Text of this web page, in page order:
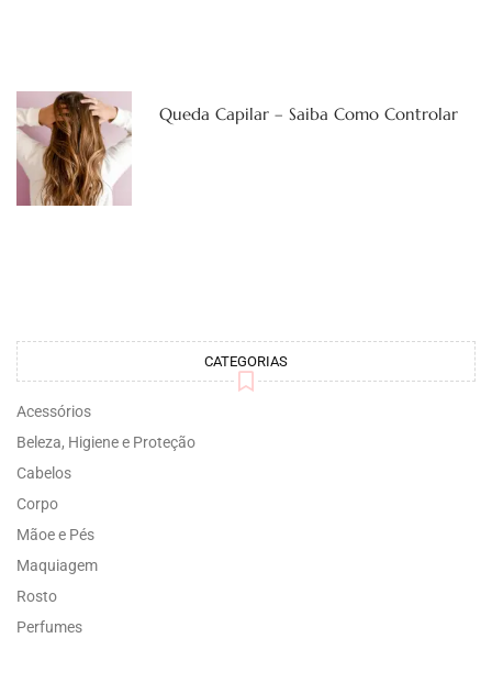
Queda Capilar – Saiba Como Controlar
CATEGORIAS
Acessórios
Beleza, Higiene e Proteção
Cabelos
Corpo
Mãoe e Pés
Maquiagem
Rosto
Perfumes